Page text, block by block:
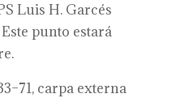
Luis H. Garcés
punto estará
carpa externa